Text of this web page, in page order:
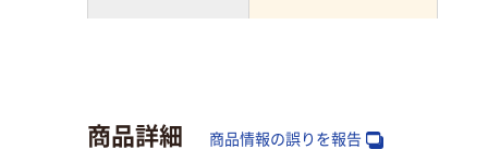
商品詳細 商品情報の誤りを報告